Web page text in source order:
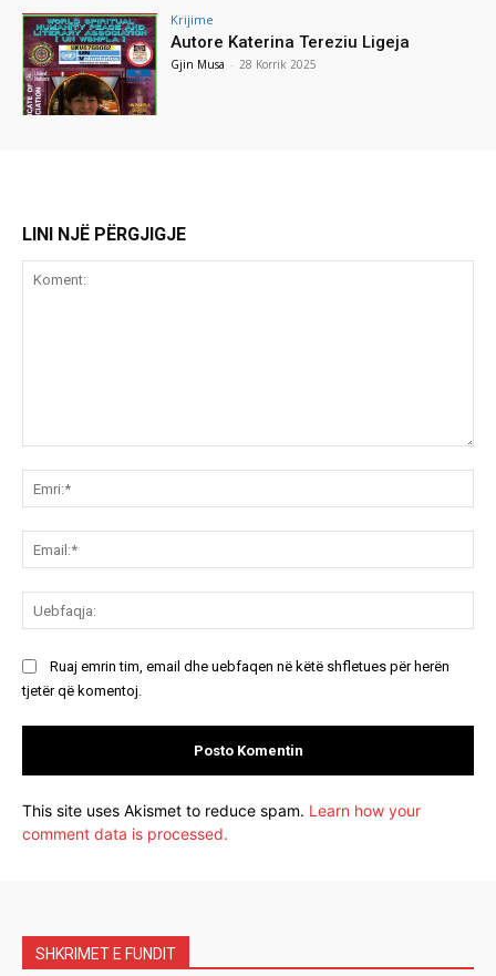
Krijime
Autore Katerina Tereziu Ligeja
Gjin Musa - 28 Korrik 2025
LINI NJË PËRGJIGJE
Ruaj emrin tim, email dhe uebfaqen në këtë shfletues për herën
tjetër që komentoj.
This site uses Akismet to reduce spam. Learn how your
comment data is processed.
SHKRIMET E FUNDIT